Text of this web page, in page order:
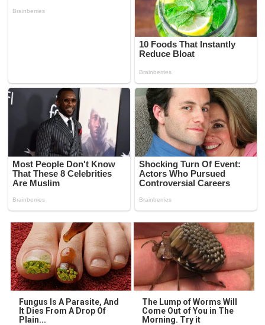
Fungus Is A Parasite, And
It Dies From A Drop Of
Plain...
The Lump of Worms Will
Come Out of You in The
Morning. Try it